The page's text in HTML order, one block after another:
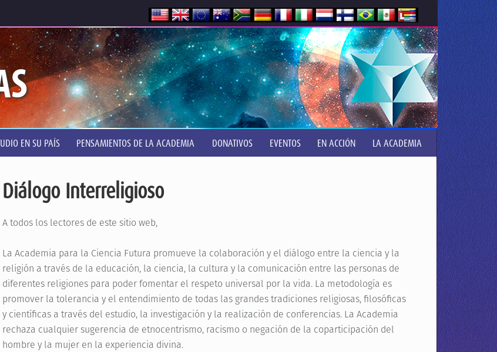
EN SU PAÍS PENSAMIENTOS DE LA ACADEMIA DONATIVOS EVENTOS EN ACCIÓN LA ACADEMIA
Diálogo Interreligioso
A todos los lectores de este sitio web,
La Academia para la Ciencia Futura promueve la colaboración y el diálogo entre la ciencia y la
religión a través de la educación, la ciencia, la cultura y la comunicación entre las personas de
diferentes religiones para poder fomentar el respeto universal por la vida. La metodología es
promover la tolerancia y el entendimiento de todas las grandes tradiciones religiosas, filosóficas
y científicas a través del estudio, la investigación y la realización de conferencias. La Academia
rechaza cualquier sugerencia de etnocentrismo, racismo o negación de la coparticipación del
hombre y la mujer en la experiencia divina.